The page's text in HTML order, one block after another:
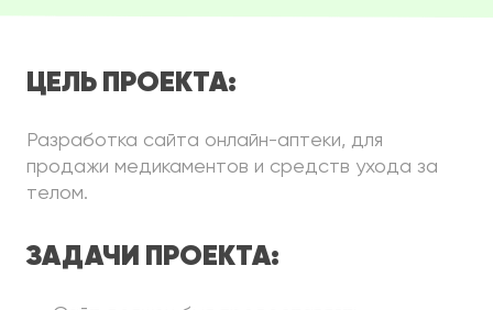
ЦЕЛЬ ПРОЕКТА:
Разработка сайта онлайн-аптеки, для
продажи медикаментов и средств ухода за
телом.
ЗАДАЧИ ПРОЕКТА: